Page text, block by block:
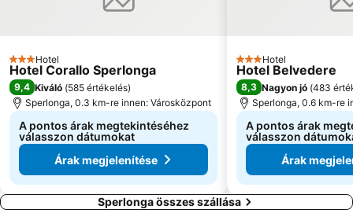
3 Kategória
Hotel
Hotel Corallo Sperlonga
9,4 Kiváló (585 értékelés)
Sperlonga, 0.3 km-re innen: Városközpont
A pontos árak megtekintéséhez
válasszon dátumokat
Árak megjelenítése
3 Kategória
Hotel
Hotel Belvedere
8,3 Nagyon jó (483
Sperlonga, 0.6 km-re
A pontos árak
válasszon
Árak
Sperlonga összes szállása